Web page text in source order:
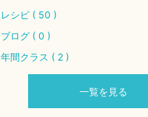
レシピ ( 50 )
ブログ ( 0 )
年間クラス ( 2 )
一覧を見る